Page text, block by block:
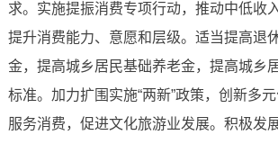
求。实施提振消费专项行动，推动中低收
提升消费能力、意愿和层级。适当提高退
金，提高城乡居民基础养老金，提高城乡
标准。加力扩围实施“两新”政策，创新多
服务消费，促进文化旅游业发展。积极发